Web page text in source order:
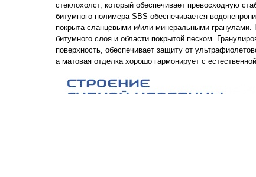
стеклохолст, который обеспечивает превосходную
битумного полимера SBS обеспечивается
покрыта сланцевыми и/или минеральными гранулами.
битумного слоя и области покрытой песком.
поверхность, обеспечивает защиту от
а матовая отделка хорошо гармонирует с